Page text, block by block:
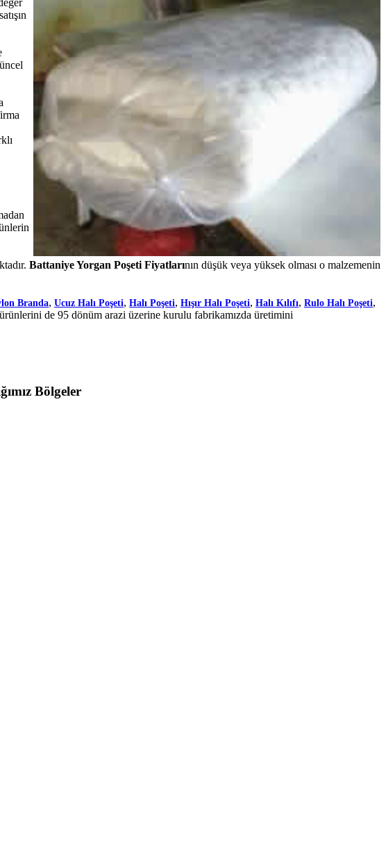
Battaniye Yorgan Poşeti Fiyatlarının düşük veya yüksek olması o malzemenin
Branda, Ucuz Halı Poşeti, Halı Poşeti, Hışır Halı Poşeti, Halı Kılıfı, Rulo Halı Poşeti,
ürünlerini de 95 dönüm arazi üzerine kurulu fabrikamızda üretimini
Bölgeler